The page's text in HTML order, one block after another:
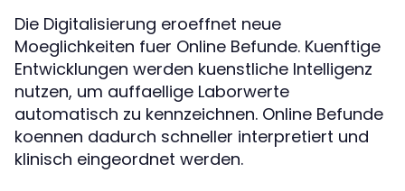
Die Digitalisierung eroeffnet neue
Moeglichkeiten fuer Online Befunde. Kuenftige
Entwicklungen werden kuenstliche Intelligenz
nutzen, um auffaellige Laborwerte
automatisch zu kennzeichnen. Online Befunde
koennen dadurch schneller interpretiert und
klinisch eingeordnet werden.